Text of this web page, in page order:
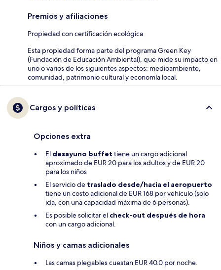
Premios y afiliaciones
Propiedad con certificación ecológica
Esta propiedad forma parte del programa Green Key
(Fundación de Educación Ambiental), que mide su impacto en
uno o varios de los siguientes aspectos: medioambiente,
comunidad, patrimonio cultural y economía local.
Cargos y políticas
Opciones extra
El desayuno buffet tiene un cargo adicional
aproximado de EUR 20 para los adultos y de EUR 20
para los niños
El servicio de traslado desde/hacia el aeropuerto
tiene un costo adicional de EUR 168 por vehículo (solo
ida, con una capacidad máxima de 6 personas).
Es posible solicitar el check-out después de hora
con un cargo adicional.
Niños y camas adicionales
Las camas plegables cuestan EUR 40.0 por noche.